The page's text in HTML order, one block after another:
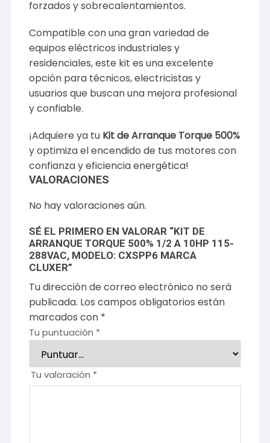
forzados y sobrecalentamientos.
Compatible con una gran variedad de
equipos eléctricos industriales y
residenciales, este kit es una excelente
opción para técnicos, electricistas y
usuarios que buscan una mejora profesional
y confiable.
¡Adquiere ya tu Kit de Arranque Torque 500%
y optimiza el encendido de tus motores con
confianza y eficiencia energética!
VALORACIONES
No hay valoraciones aún.
SÉ EL PRIMERO EN VALORAR “KIT DE
ARRANQUE TORQUE 500% 1/2 A 10HP 115-
288VAC, MODELO: CXSPP6 MARCA
CLUXER”
Tu dirección de correo electrónico no será
publicada. Los campos obligatorios están
marcados con *
Tu puntuación *
Tu valoración *